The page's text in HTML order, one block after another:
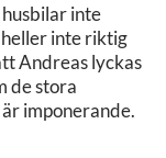
inte
inte riktig
Andreas lyckas
de stora
imponerande.